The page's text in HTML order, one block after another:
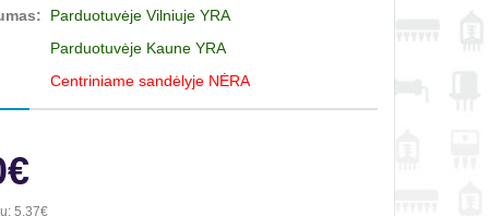
Parduotuvėje Vilniuje YRA
Parduotuvėje Kaune YRA
Centriniame sandėlyje NĖRA
5.37€